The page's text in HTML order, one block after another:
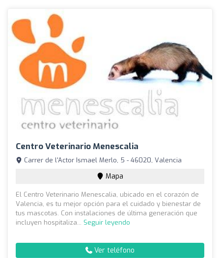
Centro Veterinario Menescalia
Carrer de l'Actor Ismael Merlo, 5 - 46020, Valencia
Mapa
El Centro Veterinario Menescalia, ubicado en el corazón de
Valencia, es tu mejor opción para el cuidado y bienestar de
tus mascotas. Con instalaciones de última generación que
incluyen hospitaliza... Seguir leyendo
Ver teléfono